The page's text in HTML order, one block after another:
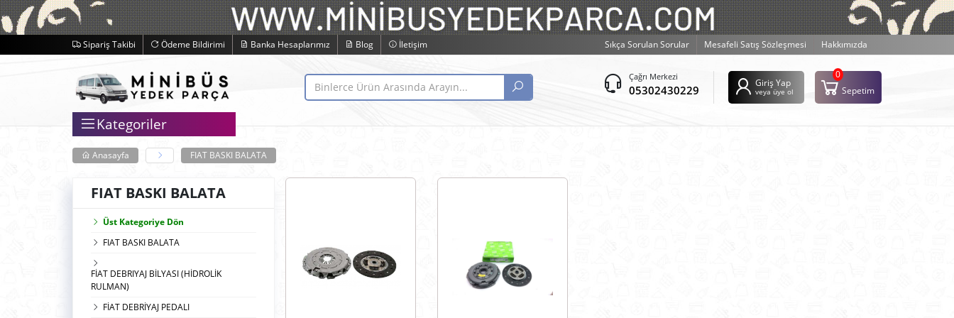
Sipariş Takibi Ödeme Bildirimi Banka Hesaplarımız Blog İletişim Sıkça Sorulan Sorular Mesafeli Satış Sözleşmesi Hakkımızda
Çağrı Merkezi
05302430229
Giriş Yap
veya üye ol
0
Sepetim
Kategoriler
Anasayfa FIAT BASKI BALATA
FIAT BASKI BALATA
Üst Kategoriye Dön
FIAT BASKI BALATA
FİAT DEBRIYAJ BİLYASI (HİDROLİK
RULMAN)
FİAT DEBRİYAJ PEDALI